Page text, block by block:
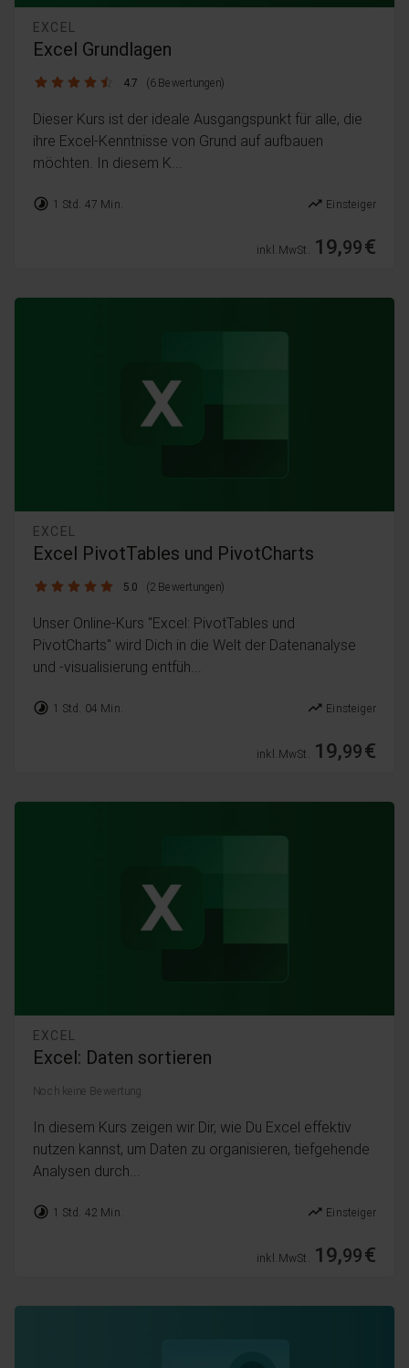
EXCEL
Excel Grundlagen
4.7 / 5 4.7 (6 Bewertungen)
Dieser Kurs ist der ideale Ausgangspunkt für alle, die
ihre Excel-Kenntnisse von Grund auf aufbauen
möchten. In diesem K...
timelapse 1 Std. 47 Min. trending_up Einsteiger
inkl. MwSt. 19,99€
EXCEL
Excel PivotTables und PivotCharts
5.0 / 5 5.0 (2 Bewertungen)
Unser Online-Kurs "Excel: PivotTables und
PivotCharts" wird Dich in die Welt der Datenanalyse
und -visualisierung entfüh...
timelapse 1 Std. 04 Min. trending_up Einsteiger
inkl. MwSt. 19,99€
EXCEL
Excel: Daten sortieren
Noch keine Bewertung
In diesem Kurs zeigen wir Dir, wie Du Excel effektiv
nutzen kannst, um Daten zu organisieren, tiefgehende
Analysen durch...
timelapse 1 Std. 42 Min. trending_up Einsteiger
inkl. MwSt. 19,99€